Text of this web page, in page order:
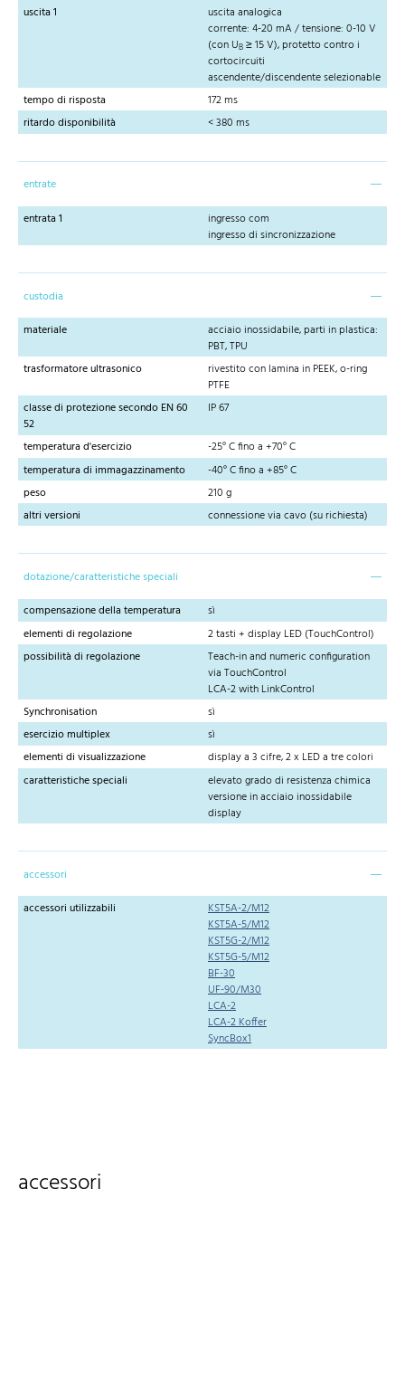
uscita 1
uscita analogica
corrente: 4-20 mA / tensione: 0-10 V
(con UB ≥ 15 V), protetto contro i
cortocircuiti
ascendente/discendente selezionable
tempo di risposta
172 ms
ritardo disponibilità
< 380 ms
entrate
entrata 1
ingresso com
ingresso di sincronizzazione
custodia
materiale
acciaio inossidabile, parti in plastica:
PBT, TPU
trasformatore ultrasonico
rivestito con lamina in PEEK, o-ring
PTFE
classe di protezione secondo EN 60
52
IP 67
temperatura d'esercizio
-25° C fino a +70° C
temperatura di immagazzinamento
-40° C fino a +85° C
peso
210 g
altri versioni
connessione via cavo (su richiesta)
dotazione/caratteristiche speciali
compensazione della temperatura
sì
elementi di regolazione
2 tasti + display LED (TouchControl)
possibilità di regolazione
Teach-in and numeric configuration
via TouchControl
LCA-2 with LinkControl
Synchronisation
sì
esercizio multiplex
sì
elementi di visualizzazione
display a 3 cifre, 2 x LED a tre colori
caratteristiche speciali
elevato grado di resistenza chimica
versione in acciaio inossidabile
display
accessori
accessori utilizzabili
KST5A-2/M12
KST5A-5/M12
KST5G-2/M12
KST5G-5/M12
BF-30
UF-90/M30
LCA-2
LCA-2 Koffer
SyncBox1
accessori